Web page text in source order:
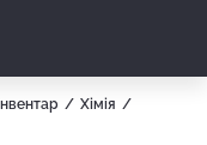
Хімія